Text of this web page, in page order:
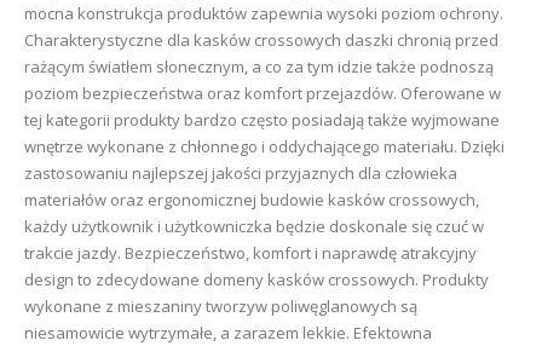
mocna konstrukcja produktów zapewnia wysoki poziom ochrony.
Charakterystyczne dla kasków crossowych daszki chronią przed
rażącym światłem słonecznym, a co za tym idzie także podnoszą
poziom bezpieczeństwa oraz komfort przejazdów. Oferowane w
tej kategorii produkty bardzo często posiadają także wyjmowane
wnętrze wykonane z chłonnego i oddychającego materiału. Dzięki
zastosowaniu najlepszej jakości przyjaznych dla człowieka
materiałów oraz ergonomicznej budowie kasków crossowych,
każdy użytkownik i użytkowniczka będzie doskonale się czuć w
trakcie jazdy. Bezpieczeństwo, komfort i naprawdę atrakcyjny
design to zdecydowane domeny kasków crossowych. Produkty
wykonane z mieszaniny tworzyw poliwęglanowych są
niesamowicie wytrzymałe, a zarazem lekkie. Efektowna